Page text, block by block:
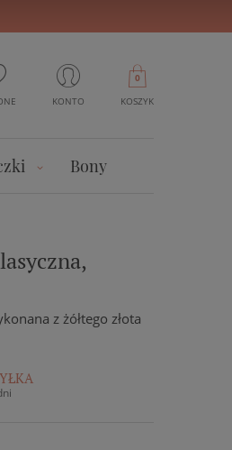
KONTO KOSZYK
0
Bony
z żółtego złota